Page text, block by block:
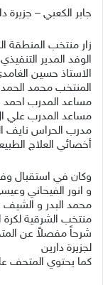
جابر الكعبي – جزيرة
زار منتخب المنطقة
الوفد المدير
الاستاذ حسين
المنتخب محمد
مساعد المدرب احمد
مساعد المدرب علي
مدرب الحراس نايف
أخصائي العلاج
وكان في استقبال
و انور الفيحاني
محمد البدر و
منتخب الشرقية
شرحاً مفصلاً عن
لجزيرة دارين
كما يحتوي المتحف